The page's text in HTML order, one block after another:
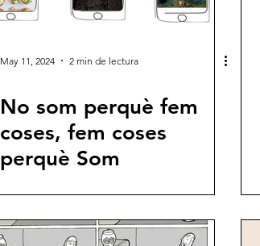
May 11, 2024 2 min de lectura
No som perquè fem
coses, fem coses
perquè Som